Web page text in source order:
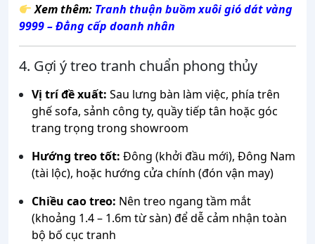
Xem thêm: Tranh thuận buồm xuôi gió dát vàng
9999 – Đẳng cấp doanh nhân
4. Gợi ý treo tranh chuẩn phong thủy
Vị trí đề xuất: Sau lưng bàn làm việc, phía trên
ghế sofa, sảnh công ty, quầy tiếp tân hoặc góc
trang trọng trong showroom
Hướng treo tốt: Đông (khởi đầu mới), Đông Nam
(tài lộc), hoặc hướng cửa chính (đón vận may)
Chiều cao treo: Nên treo ngang tầm mắt
(khoảng 1.4 – 1.6m từ sàn) để dễ cảm nhận toàn
bộ bố cục tranh